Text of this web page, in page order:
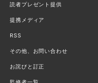
読者プレゼント提供
提携メディア
RSS
その他、お問い合わせ
お詫びと訂正